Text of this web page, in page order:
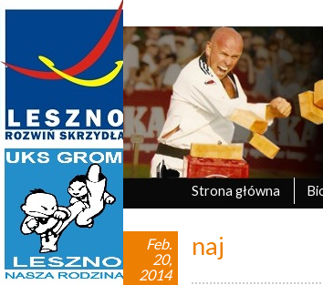
Marek
oficjalna strona UKS
Strona główna
naj
Feb.
20,
2014